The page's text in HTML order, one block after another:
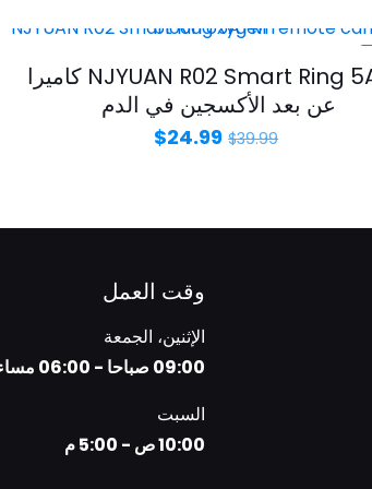
NJYUAN R02 Smart Ring 5ATM كاميرا
عن بعد الأكسجين في الدم
$39.99
$24.99
وقت العمل
الإثنين، الجمعة
09:00 صباحا - 06:00 مساءا
السبت
10:00 ص - 5:00 م